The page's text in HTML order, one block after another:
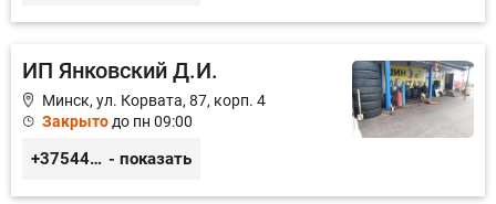
ИП Янковский Д.И.
Минск, ул. Корвата, 87, корп. 4
Закрытодо пн 09:00
+375447146010 - показать